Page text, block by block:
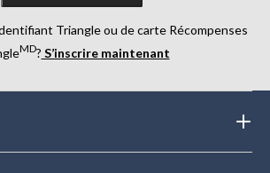
Triangle ou de carte Récompenses
MD? S’inscrire maintenant